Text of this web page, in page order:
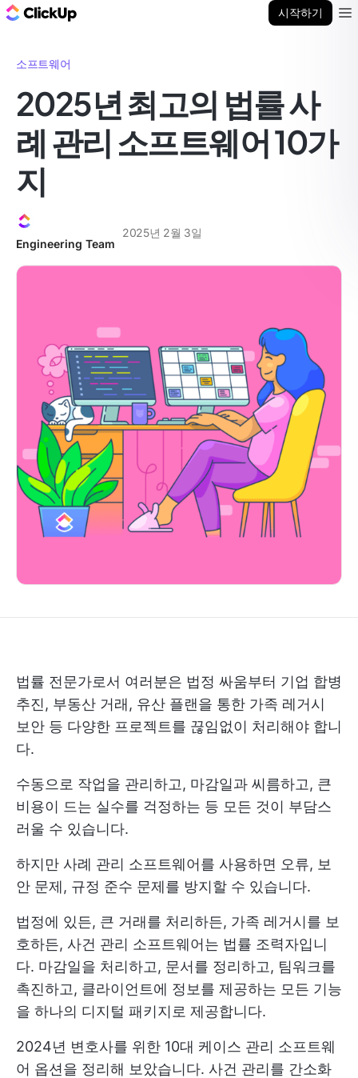
시작하기
소프트웨어
2025년 최고의 법률 사
례 관리 소프트웨어 10가
지
Engineering Team
2025년 2월 3일
법률 전문가로서 여러분은 법정 싸움부터 기업 합병
추진, 부동산 거래, 유산 플랜을 통한 가족 레거시
보안 등 다양한 프로젝트를 끊임없이 처리해야 합니
다.
수동으로 작업을 관리하고, 마감일과 씨름하고, 큰
비용이 드는 실수를 걱정하는 등 모든 것이 부담스
러울 수 있습니다.
하지만 사례 관리 소프트웨어를 사용하면 오류, 보
안 문제, 규정 준수 문제를 방지할 수 있습니다.
법정에 있든, 큰 거래를 처리하든, 가족 레거시를 보
호하든, 사건 관리 소프트웨어는 법률 조력자입니
다. 마감일을 처리하고, 문서를 정리하고, 팀워크를
촉진하고, 클라이언트에 정보를 제공하는 모든 기능
을 하나의 디지털 패키지로 제공합니다.
2024년 변호사를 위한 10대 케이스 관리 소프트웨
어 옵션을 정리해 보았습니다. 사건 관리를 간소화